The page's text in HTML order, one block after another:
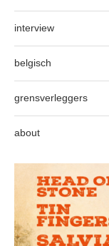
interview
belgisch
grensverleggers
about